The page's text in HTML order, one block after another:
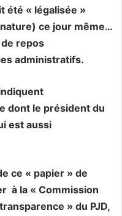
été « légalisée »
ce jour même…
repos
administratifs.
dont le président du
est aussi
ce « papier » de
à la « Commission
» du PJD,